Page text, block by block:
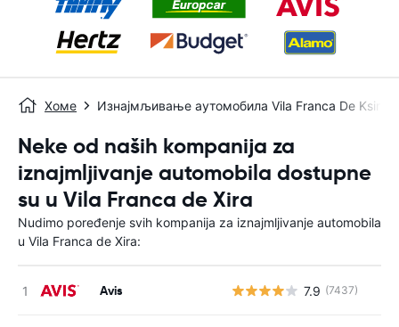
Хоме Изнајмљивање аутомобила Vila Franca De Ksira
Neke od naših kompanija za
iznajmljivanje automobila dostupne
su u Vila Franca de Xira
Nudimo poređenje svih kompanija za iznajmljivanje automobila
u Vila Franca de Xira:
Avis 7.9 (7437)